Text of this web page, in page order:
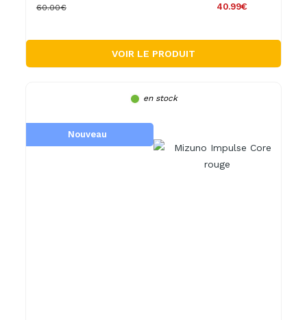
40.99€
60.00€
VOIR LE PRODUIT
en stock
Nouveau